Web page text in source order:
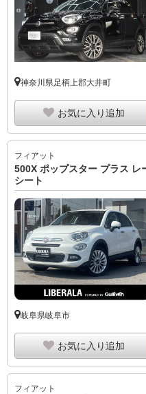
神奈川県足柄上郡大井町
お気に入り追加
フィアット
500X ポップスター プラス レ
シート
岐阜県岐阜市
お気に入り追加
フィアット